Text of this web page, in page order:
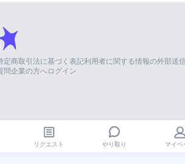
定商取引法に基づく表記利用者に関する情報の外部送
問企業の方へログイン
リクエスト やり取り マイペ